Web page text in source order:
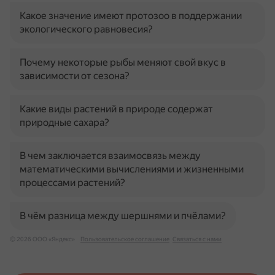
Какое значение имеют протозоо в поддержании
экологического равновесия?
Почему некоторые рыбы меняют свой вкус в
зависимости от сезона?
Какие виды растений в природе содержат
природные сахара?
В чем заключается взаимосвязь между
математическими вычислениями и жизненными
процессами растений?
В чём разница между шершнями и пчёлами?
© 2026 ООО «Яндекс» Пользовательское соглашение Связаться с нами